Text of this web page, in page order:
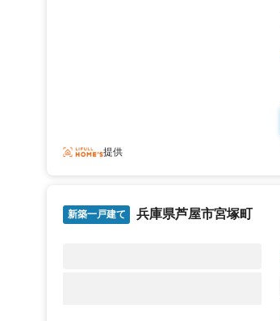
提供
新築一戸建て 兵庫県芦屋市宮塚町